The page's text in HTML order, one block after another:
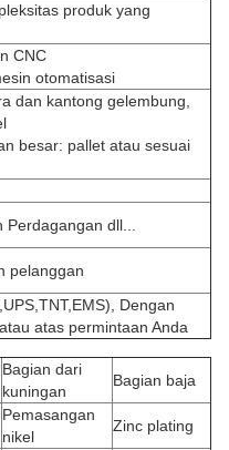
produk yang
CNC
otomatisasi
dan kantong gelembung,
besar: pallet atau sesuai
dll...
pelanggan
Dengan
atas permintaan Anda
Bagian dari
kuningan
Bagian baja
Pemasangan
nikel
Zinc plating